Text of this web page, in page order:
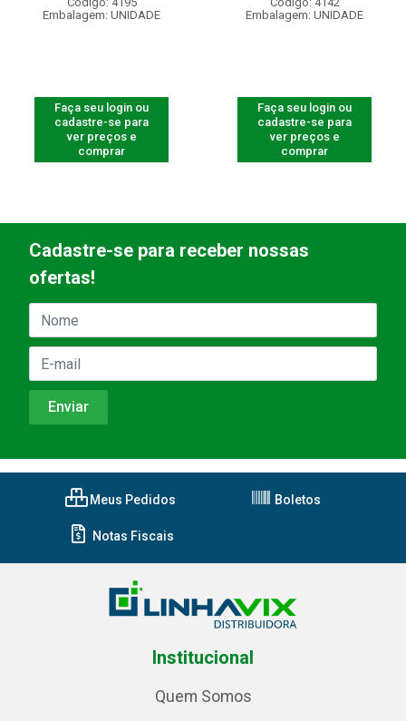
Embalagem: UNIDADE
Faça seu login ou
cadastre-se para
ver preços e
comprar
Embalagem: UNIDADE
Faça seu login ou
cadastre-se para
ver preços e
comprar
Cadastre-se para receber nossas
ofertas!
Meus Pedidos Boletos
Notas Fiscais
Institucional
Quem Somos